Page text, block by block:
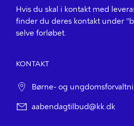
Hvis du skal i kontakt med
finder du deres kontakt under
selve forløbet.
KONTAKT
Børne- og
aabendagtilbud@kk.dk